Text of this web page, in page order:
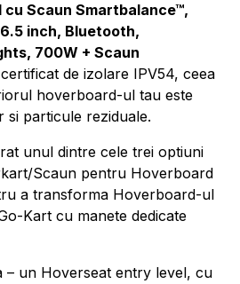
Scaun Smartbalance™,
inch, Bluetooth,
700W + Scaun
de izolare IPV54, ceea
hoverboard-ul tau este
particule reziduale.
unul dintre cele trei optiuni
Scaun pentru Hoverboard
a transforma Hoverboard-ul
Kart cu manete dedicate
– un Hoverseat entry level, cu